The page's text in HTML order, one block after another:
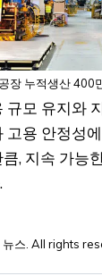
장 누적생산 400
규모 유지와
고용 안정성
, 지속 가능
스. All rights